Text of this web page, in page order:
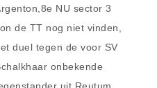
NU sector 3
de TT nog niet vinden,
duel tegen de voor SV
onbekende